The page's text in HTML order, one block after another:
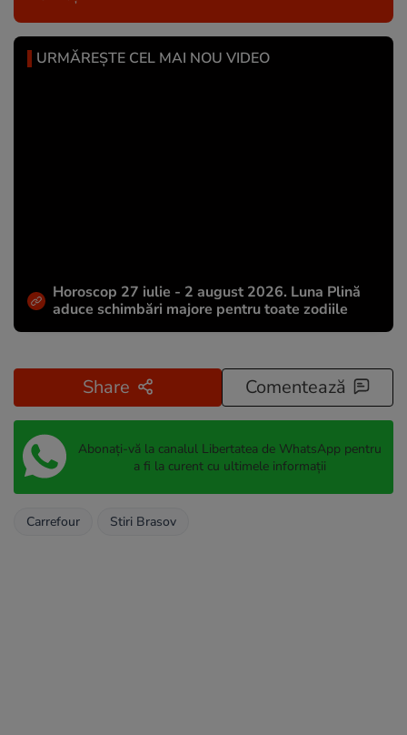
URMĂREȘTE CEL MAI NOU VIDEO
Horoscop 27 iulie - 2 august 2026. Luna Plină
aduce schimbări majore pentru toate zodiile
Share Comentează
Abonați-vă la canalul Libertatea de WhatsApp pentru
a fi la curent cu ultimele informații
Carrefour Stiri Brasov